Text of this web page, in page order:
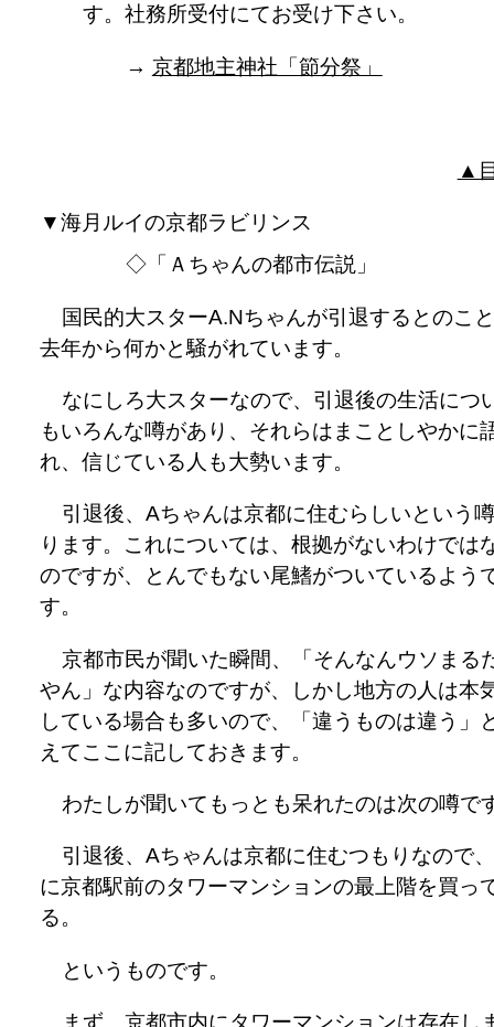
す。社務所受付にてお受け下さい。
→ 京都地主神社「節分祭」
▲
▼海月ルイの京都ラビリンス
◇「Ａちゃんの都市伝説」
国民的大スターA.Nちゃんが引退するとのこ
去年から何かと騒がれています。
なにしろ大スターなので、引退後の生活につ
もいろんな噂があり、それらはまことしやかに
れ、信じている人も大勢います。
引退後、Aちゃんは京都に住むらしいという
ります。これについては、根拠がないわけでは
のですが、とんでもない尾鰭がついているよう
す。
京都市民が聞いた瞬間、「そんなんウソまる
やん」な内容なのですが、しかし地方の人は本
している場合も多いので、「違うものは違う」
えてここに記しておきます。
わたしが聞いてもっとも呆れたのは次の噂で
引退後、Aちゃんは京都に住むつもりなので
に京都駅前のタワーマンションの最上階を買っ
る。
というものです。
まず、京都市内にタワーマンションは存在し